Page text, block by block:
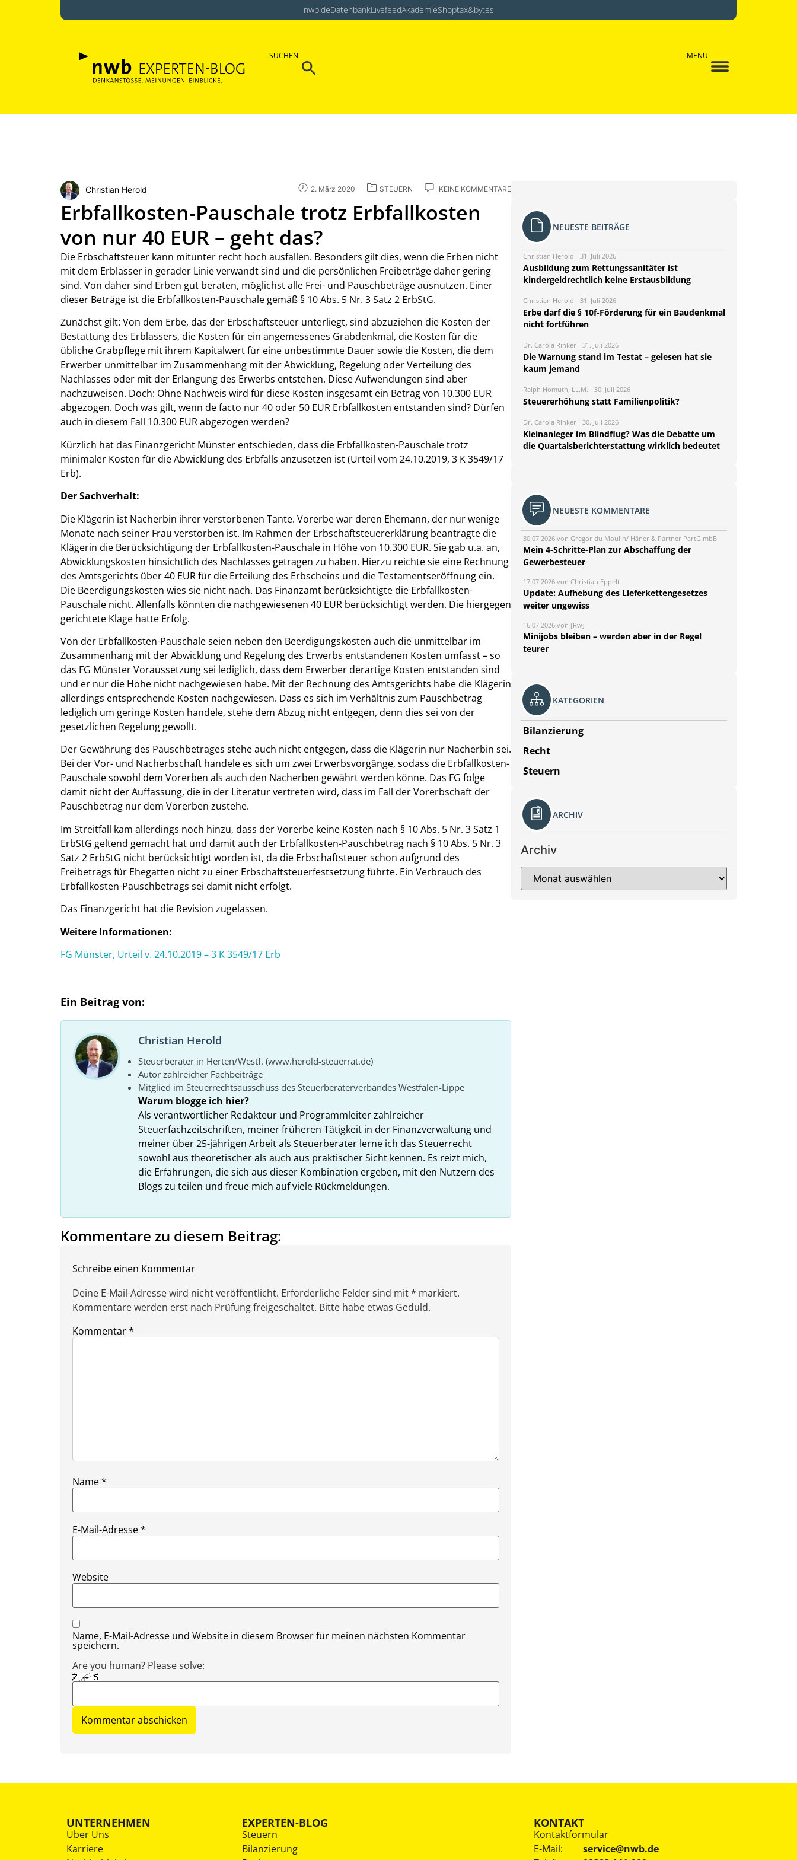
nwb.deDatenbankLivefeedAkademieShoptax&bytes
SUCHEN
Search
MENÜ
Christian Herold 2. März 2020 STEUERN KEINE KOMMENTARE
Erbfallkosten-Pauschale trotz Erbfallkosten
von nur 40 EUR – geht das?
Die Erbschaftsteuer kann mitunter recht hoch ausfallen. Besonders gilt dies, wenn die Erben nicht
mit dem Erblasser in gerader Linie verwandt sind und die persönlichen Freibeträge daher gering
sind. Von daher sind Erben gut beraten, möglichst alle Frei- und Pauschbeträge ausnutzen. Einer
dieser Beträge ist die Erbfallkosten-Pauschale gemäß § 10 Abs. 5 Nr. 3 Satz 2 ErbStG.
Zunächst gilt: Von dem Erbe, das der Erbschaftsteuer unterliegt, sind abzuziehen die Kosten der
Bestattung des Erblassers, die Kosten für ein angemessenes Grabdenkmal, die Kosten für die
übliche Grabpflege mit ihrem Kapitalwert für eine unbestimmte Dauer sowie die Kosten, die dem
Erwerber unmittelbar im Zusammenhang mit der Abwicklung, Regelung oder Verteilung des
Nachlasses oder mit der Erlangung des Erwerbs entstehen. Diese Aufwendungen sind aber
nachzuweisen. Doch: Ohne Nachweis wird für diese Kosten insgesamt ein Betrag von 10.300 EUR
abgezogen. Doch was gilt, wenn de facto nur 40 oder 50 EUR Erbfallkosten entstanden sind? Dürfen
auch in diesem Fall 10.300 EUR abgezogen werden?
Kürzlich hat das Finanzgericht Münster entschieden, dass die Erbfallkosten-Pauschale trotz
minimaler Kosten für die Abwicklung des Erbfalls anzusetzen ist (Urteil vom 24.10.2019, 3 K 3549/17
Erb).
Der Sachverhalt:
Die Klägerin ist Nacherbin ihrer verstorbenen Tante. Vorerbe war deren Ehemann, der nur wenige
Monate nach seiner Frau verstorben ist. Im Rahmen der Erbschaftsteuererklärung beantragte die
Klägerin die Berücksichtigung der Erbfallkosten-Pauschale in Höhe von 10.300 EUR. Sie gab u.a. an,
Abwicklungskosten hinsichtlich des Nachlasses getragen zu haben. Hierzu reichte sie eine Rechnung
des Amtsgerichts über 40 EUR für die Erteilung des Erbscheins und die Testamentseröffnung ein.
Die Beerdigungskosten wies sie nicht nach. Das Finanzamt berücksichtigte die Erbfallkosten-
Pauschale nicht. Allenfalls könnten die nachgewiesenen 40 EUR berücksichtigt werden. Die hiergegen
gerichtete Klage hatte Erfolg.
Von der Erbfallkosten-Pauschale seien neben den Beerdigungskosten auch die unmittelbar im
Zusammenhang mit der Abwicklung und Regelung des Erwerbs entstandenen Kosten umfasst – so
das FG Münster Voraussetzung sei lediglich, dass dem Erwerber derartige Kosten entstanden sind
und er nur die Höhe nicht nachgewiesen habe. Mit der Rechnung des Amtsgerichts habe die Klägerin
allerdings entsprechende Kosten nachgewiesen. Dass es sich im Verhältnis zum Pauschbetrag
lediglich um geringe Kosten handele, stehe dem Abzug nicht entgegen, denn dies sei von der
gesetzlichen Regelung gewollt.
Der Gewährung des Pauschbetrages stehe auch nicht entgegen, dass die Klägerin nur Nacherbin sei.
Bei der Vor- und Nacherbschaft handele es sich um zwei Erwerbsvorgänge, sodass die Erbfallkosten-
Pauschale sowohl dem Vorerben als auch den Nacherben gewährt werden könne. Das FG folge
damit nicht der Auffassung, die in der Literatur vertreten wird, dass im Fall der Vorerbschaft der
Pauschbetrag nur dem Vorerben zustehe.
Im Streitfall kam allerdings noch hinzu, dass der Vorerbe keine Kosten nach § 10 Abs. 5 Nr. 3 Satz 1
ErbStG geltend gemacht hat und damit auch der Erbfallkosten-Pauschbetrag nach § 10 Abs. 5 Nr. 3
Satz 2 ErbStG nicht berücksichtigt worden ist, da die Erbschaftsteuer schon aufgrund des
Freibetrags für Ehegatten nicht zu einer Erbschaftsteuerfestsetzung führte. Ein Verbrauch des
Erbfallkosten-Pauschbetrags sei damit nicht erfolgt.
Das Finanzgericht hat die Revision zugelassen.
Weitere Informationen:
FG Münster, Urteil v. 24.10.2019 – 3 K 3549/17 Erb
Ein Beitrag von:
Christian Herold
Steuerberater in Herten/Westf. (www.herold-steuerrat.de)
Autor zahlreicher Fachbeiträge
Mitglied im Steuerrechtsausschuss des Steuerberaterverbandes Westfalen-Lippe
Warum blogge ich hier?
Als verantwortlicher Redakteur und Programmleiter zahlreicher
Steuerfachzeitschriften, meiner früheren Tätigkeit in der Finanzverwaltung und
meiner über 25-jährigen Arbeit als Steuerberater lerne ich das Steuerrecht
sowohl aus theoretischer als auch aus praktischer Sicht kennen. Es reizt mich,
die Erfahrungen, die sich aus dieser Kombination ergeben, mit den Nutzern des
Blogs zu teilen und freue mich auf viele Rückmeldungen.
Kommentare zu diesem Beitrag:
Schreibe einen Kommentar
Deine E-Mail-Adresse wird nicht veröffentlicht. Erforderliche Felder sind mit * markiert.
Kommentare werden erst nach Prüfung freigeschaltet. Bitte habe etwas Geduld.
Kommentar*
Name*
E-Mail-Adresse*
Website
Name, E-Mail-Adresse und Website in diesem Browser für meinen nächsten Kommentar
speichern.
Are you human? Please solve:
NEUESTE BEITRÄGE
Christian Herold 31. Juli 2026
Ausbildung zum Rettungssanitäter ist
kindergeldrechtlich keine Erstausbildung
Christian Herold 31. Juli 2026
Erbe darf die § 10f-Förderung für ein Baudenkmal
nicht fortführen
Dr. Carola Rinker 31. Juli 2026
Die Warnung stand im Testat – gelesen hat sie
kaum jemand
Ralph Homuth, LL.M. 30. Juli 2026
Steuererhöhung statt Familienpolitik?
Dr. Carola Rinker 30. Juli 2026
Kleinanleger im Blindflug? Was die Debatte um
die Quartalsberichterstattung wirklich bedeutet
NEUESTE KOMMENTARE
30.07.2026 von Gregor du Moulin/ Häner & Partner PartG mbB
Mein 4-Schritte-Plan zur Abschaffung der
Gewerbesteuer
17.07.2026 von Christian Eppelt
Update: Aufhebung des Lieferkettengesetzes
weiter ungewiss
16.07.2026 von [Rw]
Minijobs bleiben – werden aber in der Regel
teurer
KATEGORIEN
Bilanzierung
Recht
Steuern
ARCHIV
Archiv
UNTERNEHMEN
Über Uns
Karriere
EXPERTEN-BLOG
Steuern
Bilanzierung
KONTAKT
Kontaktformular
E-Mail:
service@nwb.de